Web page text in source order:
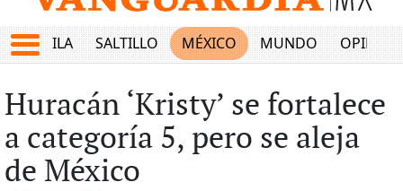
COAHUILA SALTILLO MÉXICO MUNDO OPINIÓN
Huracán ‘Kristy’ se fortalece
a categoría 5, pero se aleja
de México